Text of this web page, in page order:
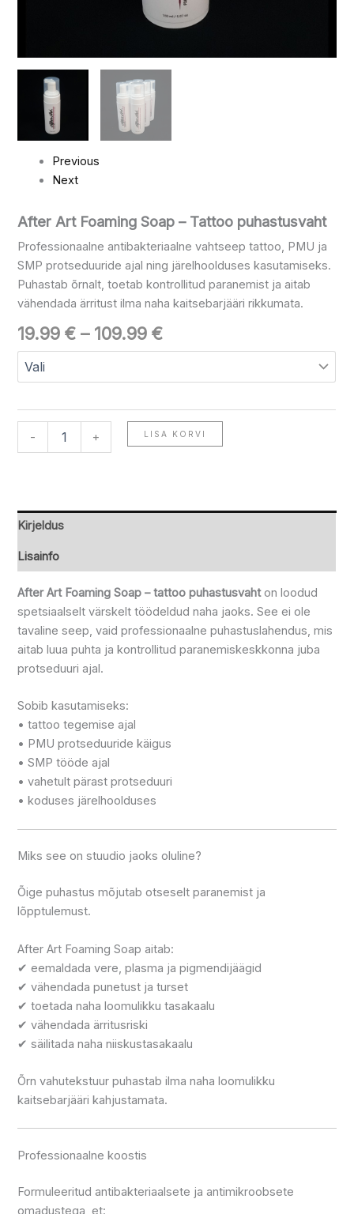
Previous
Next
After Art Foaming Soap – Tattoo puhastusvaht
Professionaalne antibakteriaalne vahtseep tattoo, PMU ja
SMP protseduuride ajal ning järelhoolduses kasutamiseks.
Puhastab õrnalt, toetab kontrollitud paranemist ja aitab
vähendada ärritust ilma naha kaitsebarjääri rikkumata.
19.99€ – 109.99€
- + LISA KORVI
Kirjeldus
Lisainfo
After Art Foaming Soap – tattoo puhastusvahton loodud
spetsiaalselt värskelt töödeldud naha jaoks. See ei ole
tavaline seep, vaid professionaalne puhastuslahendus, mis
aitab luua puhta ja kontrollitud paranemiskeskkonna juba
protseduuri ajal.
Sobib kasutamiseks:
• tattoo tegemise ajal
• PMU protseduuride käigus
• SMP tööde ajal
• vahetult pärast protseduuri
• koduses järelhoolduses
Miks see on stuudio jaoks oluline?
Õige puhastus mõjutab otseselt paranemist ja
lõpptulemust.
After Art Foaming Soap aitab:
✔ eemaldada vere, plasma ja pigmendijäägid
✔ vähendada punetust ja turset
✔ toetada naha loomulikku tasakaalu
✔ vähendada ärritusriski
✔ säilitada naha niiskustasakaalu
Õrn vahutekstuur puhastab ilma naha loomulikku
kaitsebarjääri kahjustamata.
Professionaalne koostis
Formuleeritud antibakteriaalsete ja antimikroobsete
omadustega, et: